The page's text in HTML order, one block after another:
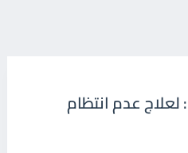
كوردارون cordarone : لعلاج عدم انتظام